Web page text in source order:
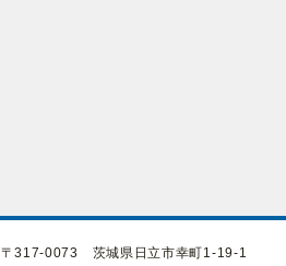
〒317-0073 茨城県日立市幸町1-19-1